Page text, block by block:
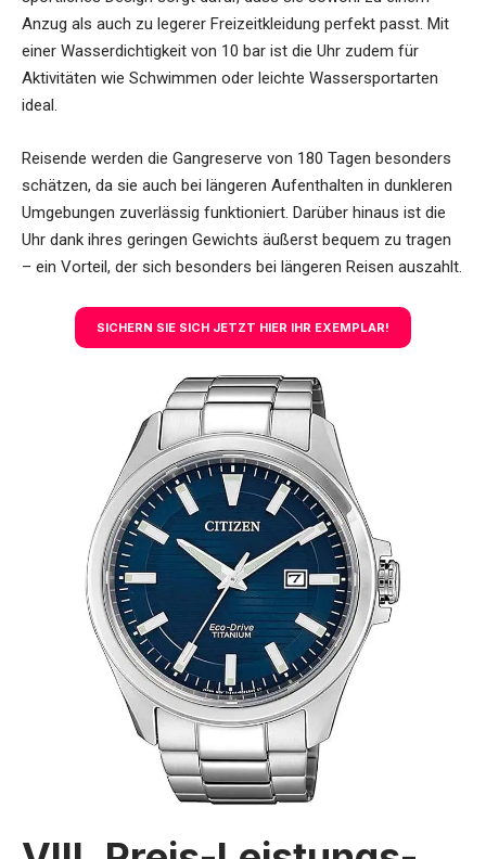
Anzug als auch zu legerer Freizeitkleidung perfekt passt. Mit
einer Wasserdichtigkeit von 10 bar ist die Uhr zudem für
Aktivitäten wie Schwimmen oder leichte Wassersportarten
ideal.
Reisende werden die Gangreserve von 180 Tagen besonders
schätzen, da sie auch bei längeren Aufenthalten in dunkleren
Umgebungen zuverlässig funktioniert. Darüber hinaus ist die
Uhr dank ihres geringen Gewichts äußerst bequem zu tragen
– ein Vorteil, der sich besonders bei längeren Reisen auszahlt.
SICHERN SIE SICH JETZT HIER IHR EXEMPLAR!